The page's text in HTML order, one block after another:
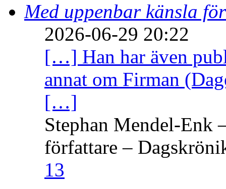
Med uppenbar känsla
2026-06-29 20:22
[…] Han har även
annat om Firman
[…]
Stephan Mendel-Enk
författare –
13